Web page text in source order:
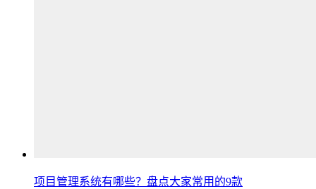
项目管理系统有哪些？盘点大家常用的9款